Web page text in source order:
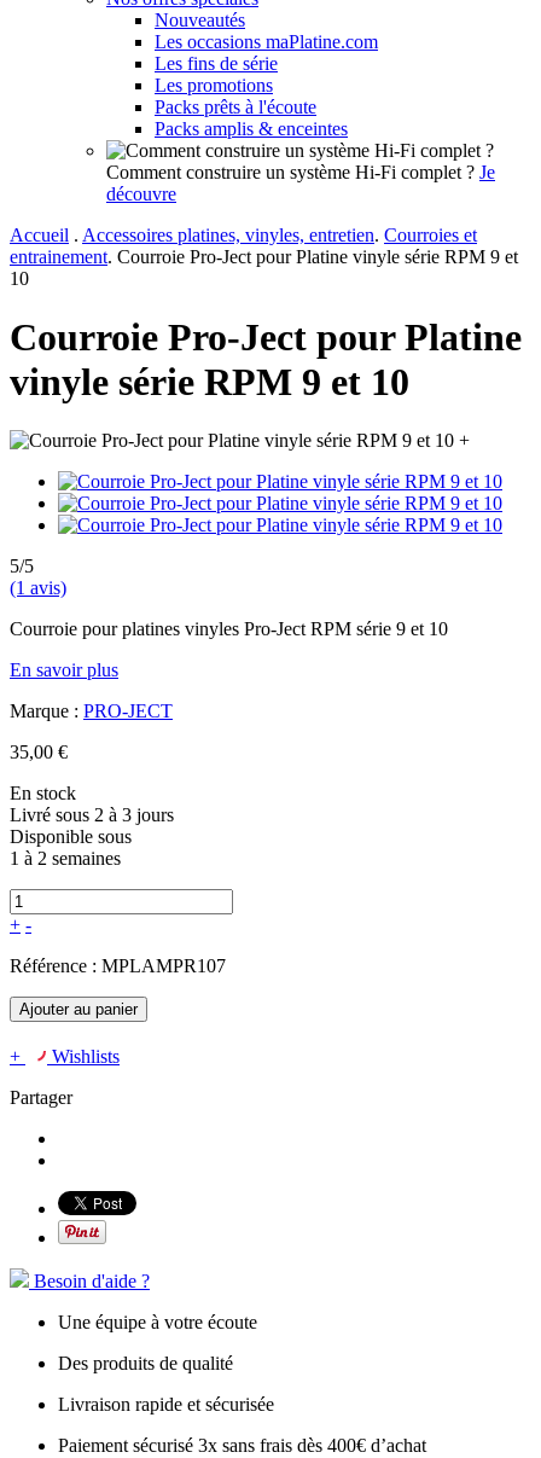
Nouveautés
Les occasions maPlatine.com
Les fins de série
Les promotions
Packs prêts à l'écoute
Packs amplis & enceintes
Comment construire un système Hi-Fi complet ? Je
découvre
Accueil . Accessoires platines, vinyles, entretien. Courroies et
entrainement. Courroie Pro-Ject pour Platine vinyle série RPM 9 et
10
Courroie Pro-Ject pour Platine
vinyle série RPM 9 et 10
+
5/5
(1 avis)
Courroie pour platines vinyles Pro-Ject RPM série 9 et 10
En savoir plus
Marque : PRO-JECT
35,00 €
En stock
Livré sous 2 à 3 jours
Disponible sous
1 à 2 semaines
+ -
Référence : MPLAMPR107
Ajouter au panier
+
Wishlists
Partager
Besoin d'aide ?
Une équipe à votre écoute
Des produits de qualité
Livraison rapide et sécurisée
Paiement sécurisé 3x sans frais dès 400€ d’achat